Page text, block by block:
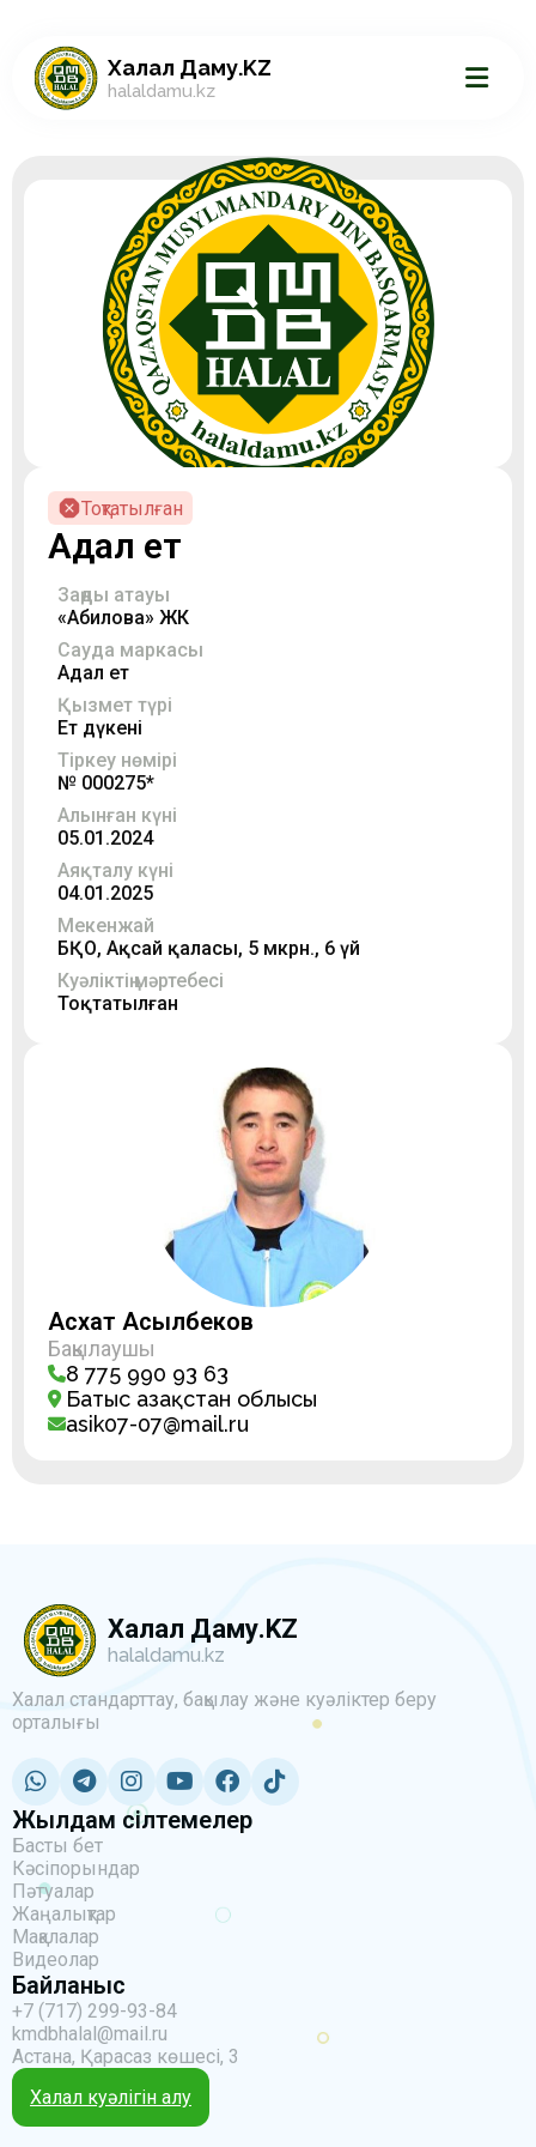
Халал Даму.KZ
halaldamu.kz
Тоқтатылған
Адал ет
Заңды атауы
«Абилова» ЖК
Сауда маркасы
Адал ет
Қызмет түрі
Ет дүкені
Тіркеу нөмірі
№ 000275*
Алынған күні
05.01.2024
Аяқталу күні
04.01.2025
Мекенжай
БҚО, Ақсай қаласы, 5 мкрн., 6 үй
Куәліктің мәртебесі
Тоқтатылған
Асхат Асылбеков
Бақылаушы
8 775 990 93 63
Батыс Қазақстан облысы
asik07-07@mail.ru
Халал Даму.KZ
halaldamu.kz
Халал стандарттау, бақылау және куәліктер беру
орталығы
Жылдам сілтемелер
Басты бет
Кәсіпорындар
Пәтуалар
Жаңалықтар
Мақалалар
Видеолар
Байланыс
+7 (717) 299-93-84
kmdbhalal@mail.ru
Астана, Қарасаз көшесі, 3
Халал куәлігін алу